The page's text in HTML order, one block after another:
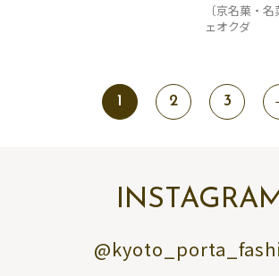
〔京名菓・
ェオクダ
1 2 3